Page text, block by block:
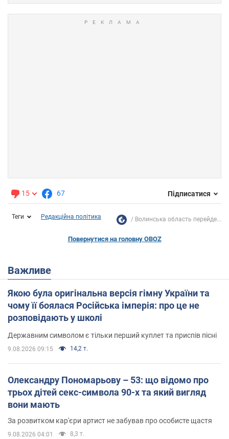
15 67 Підписатися
Теги Редакційна політика Волинська область перейде...
Повернутися на головну OBOZ
Важливе
Якою була оригінальна версія гімну України та
чому її боялася Російська імперія: про це не
розповідають у школі
Державним символом є тільки перший куплет та приспів пісні
9.08.2026 09:15 14,2 т.
Олександру Пономарьову – 53: що відомо про
трьох дітей секс-символа 90-х та який вигляд
вони мають
За розвитком кар'єри артист не забував про особисте щастя
9.08.2026 04:01 8,3 т.